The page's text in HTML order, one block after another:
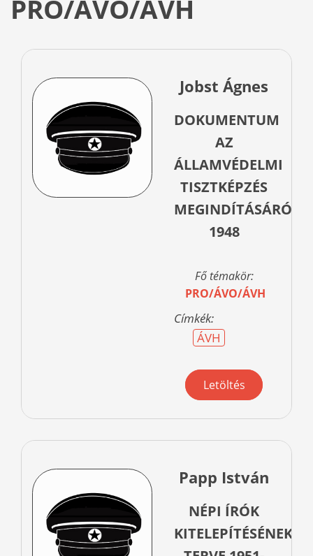
PRO/ÁVO/ÁVH
Jobst Ágnes
DOKUMENTUM
AZ
ÁLLAMVÉDELMI
TISZTKÉPZÉS
MEGINDÍTÁSÁRÓL,
1948
Fő témakör:
PRO/ÁVO/ÁVH
Címkék:
ÁVH
Letöltés
Papp István
NÉPI ÍRÓK
KITELEPÍTÉSÉNEK